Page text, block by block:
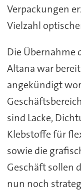
Verpackungen
Vielzahl
Die Übernahme
Altana war
angekündigt
sind Lacke,
Klebstoffe für
sowie die
Geschäft sollen
nun noch